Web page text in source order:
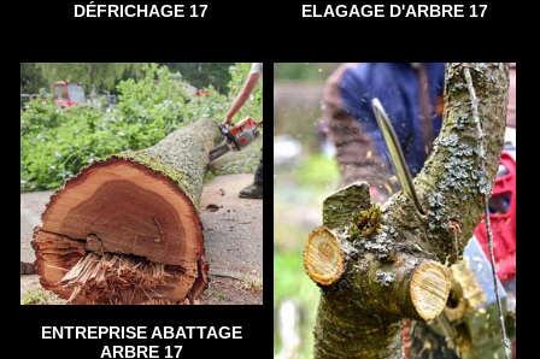
DÉFRICHAGE 17 ELAGAGE D'ARBRE 17
ENTREPRISE ABATTAGE
ARBRE 17